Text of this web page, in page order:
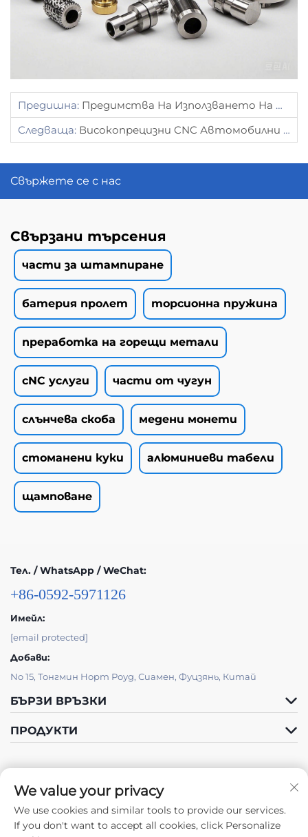
Предишна: Предимства На Използването На Персонализирани Стоманени Печата За Промишлени Приложения
Следваща: Високопрецизни CNC Автомобилни Части От TCJH
Свържете се с нас
Свързани търсения
части за штампиране
батерия пролет торсионна пружина
преработка на горещи метали
cNC услуги части от чугун
слънчева скоба медени монети
стоманени куки алюминиеви табели
щамповане
Тел. / WhatsApp / WeChat:
+86-0592-5971126
Имейл:
[email protected]
Добави:
No 15, Тонгмин Норт Роуд, Сиамен, Фуцзянь, Китай
БЪРЗИ ВРЪЗКИ
ПРОДУКТИ
Следете ни
We value your privacy
We use cookies and similar tools to provide our services.
If you don't want to accept all cookies, click Personalize